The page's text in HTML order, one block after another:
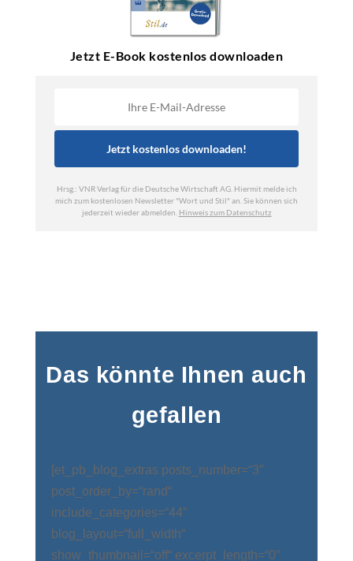
Das könnte Ihnen auch
gefallen
[et_pb_blog_extras posts_number=“3″
post_order_by=“rand“
include_categories=“44″
blog_layout=“full_width“
show_thumbnail=“off“ excerpt_length=“0″